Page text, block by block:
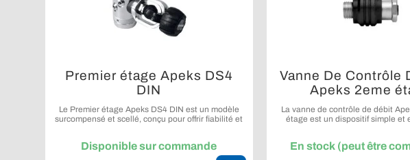
Premier étage Apeks DS4
DIN
Le Premier étage Apeks DS4 DIN est un modèle
surcompensé et scellé, conçu pour offrir fiabilité et
Disponible sur commande
Vanne De Contrôle
Apeks 2eme
La vanne de contrôle de débit
étage est un dispositif simple et
En stock (peut être